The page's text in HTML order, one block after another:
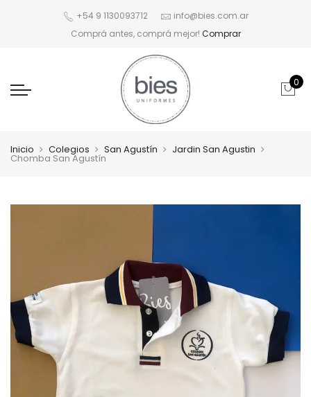
+54 9 1130093712
info@bies.com.ar
Comprá antes, comprá mejor! Comprar
0
Inicio Colegios San Agustín Jardin San Agustin
Chomba San Agustín